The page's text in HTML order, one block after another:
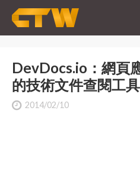
DevDocs.io：網頁
的技術文件查閱工具
2014/02/10